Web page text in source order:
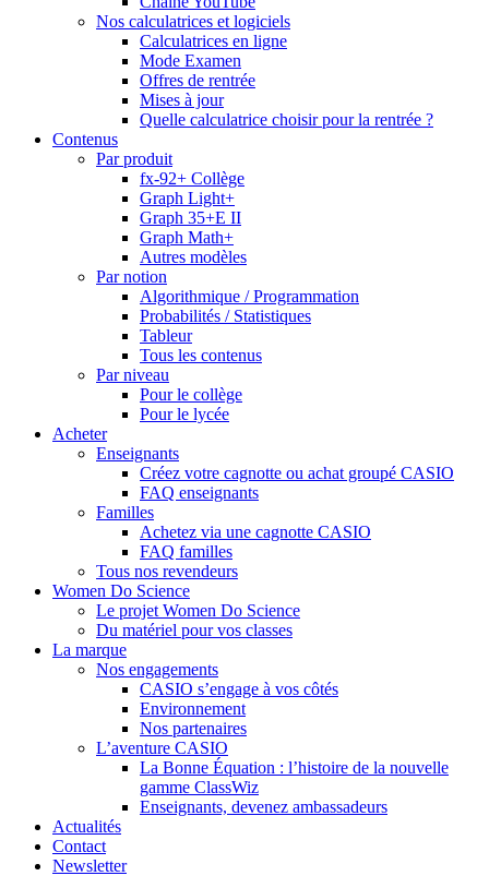
Nos calculatrices et logiciels
Calculatrices en ligne
Mode Examen
Offres de rentrée
Mises à jour
Quelle calculatrice choisir pour la rentrée ?
Contenus
Par produit
fx-92+ Collège
Graph Light+
Graph 35+E II
Graph Math+
Autres modèles
Par notion
Algorithmique / Programmation
Probabilités / Statistiques
Tableur
Tous les contenus
Par niveau
Pour le collège
Pour le lycée
Acheter
Enseignants
Créez votre cagnotte ou achat groupé CASIO
FAQ enseignants
Familles
Achetez via une cagnotte CASIO
FAQ familles
Tous nos revendeurs
Women Do Science
Le projet Women Do Science
Du matériel pour vos classes
La marque
Nos engagements
CASIO s’engage à vos côtés
Environnement
Nos partenaires
L’aventure CASIO
La Bonne Équation : l’histoire de la nouvelle
gamme ClassWiz
Enseignants, devenez ambassadeurs
Actualités
Contact
Newsletter